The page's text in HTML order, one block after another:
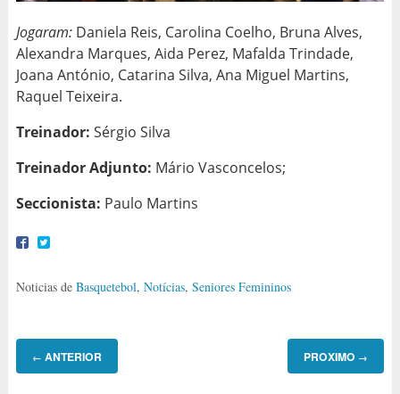
Jogaram:Daniela Reis, Carolina Coelho, Bruna Alves,
Alexandra Marques, Aida Perez, Mafalda Trindade,
Joana António, Catarina Silva, Ana Miguel Martins,
Raquel Teixeira.
Treinador: Sérgio Silva
Treinador Adjunto: Mário Vasconcelos;
Seccionista: Paulo Martins
Noticias de Basquetebol, Notícias, Seniores Femininos
← ANTERIOR PROXIMO →